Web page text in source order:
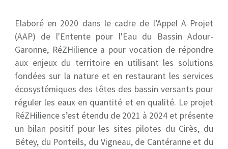
Elaboré en 2020 dans le cadre de l’Appel A Projet
(AAP) de l'Entente pour l'Eau du Bassin Adour-
Garonne, RéZHilience a pour vocation de répondre
aux enjeux du territoire en utilisant les solutions
fondées sur la nature et en restaurant les services
écosystémiques des têtes des bassin versants pour
réguler les eaux en quantité et en qualité. Le projet
RéZHilience s’est étendu de 2021 à 2024 et présente
un bilan positif pour les sites pilotes du Cirès, du
Bétey, du Ponteils, du Vigneau, de Cantéranne et du